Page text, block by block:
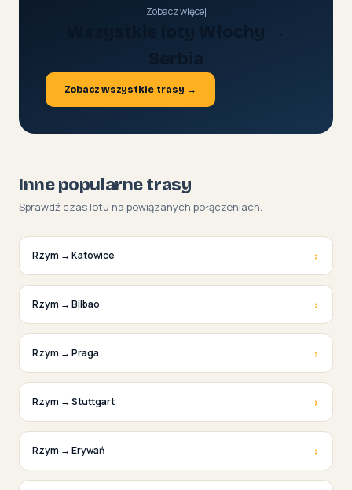
Zobacz więcej
Zobacz wszystkie trasy →
Inne popularne trasy
Sprawdź czas lotu na powiązanych połączeniach.
Rzym → Katowice ›
Rzym → Bilbao ›
Rzym → Praga ›
Rzym → Stuttgart ›
Rzym → Erywań ›